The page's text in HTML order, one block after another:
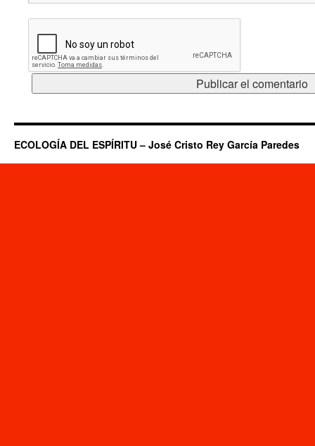
ECOLOGÍA DEL ESPÍRITU – José Cristo Rey García Paredes